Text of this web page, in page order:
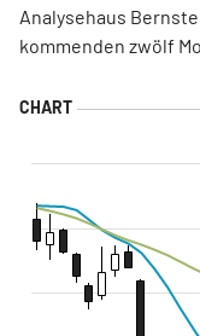
Analysehaus
kommenden zwölf